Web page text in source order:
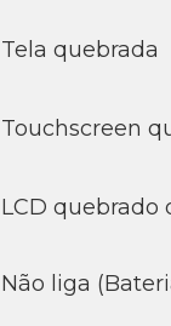
Tela quebrada
Touchscreen
LCD quebrado
Não liga